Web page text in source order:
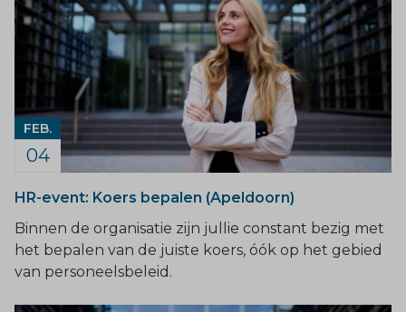
FEB.
04
HR-event: Koers bepalen (Apeldoorn)
Binnen de organisatie zijn jullie constant bezig met
het bepalen van de juiste koers, óók op het gebied
van personeelsbeleid.